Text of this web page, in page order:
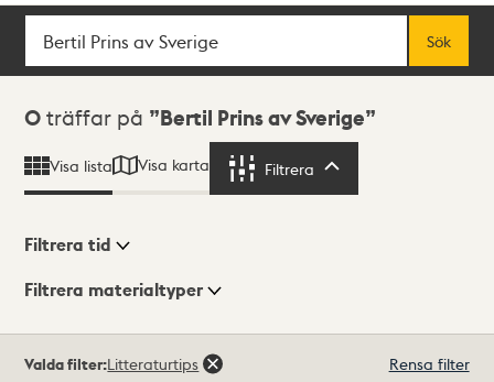
Sök
Sök
Sökresultat
0 träffar på Bertil Prins av Sverige
Visa lista Visa karta Filtrera
Visningsläge
Filtrera tid
Filtrera materialtyper
träffar
Valda filter:Litteraturtips Rensa filter